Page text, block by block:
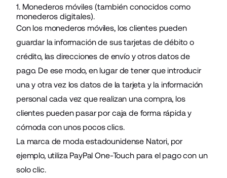
1. Monederos móviles (también conocidos como
monederos digitales).
Con los monederos móviles, los clientes pueden
guardar la información de sus tarjetas de débito o
crédito, las direcciones de envío y otros datos de
pago. De ese modo, en lugar de tener que introducir
una y otra vez los datos de la tarjeta y la información
personal cada vez que realizan una compra, los
clientes pueden pasar por caja de forma rápida y
cómoda con unos pocos clics.
La marca de moda estadounidense Natori, por
ejemplo, utiliza PayPal One-Touch para el pago con un
solo clic.